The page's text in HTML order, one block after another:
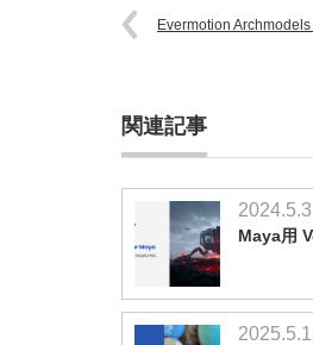
Evermotion
関連記事
Maya用